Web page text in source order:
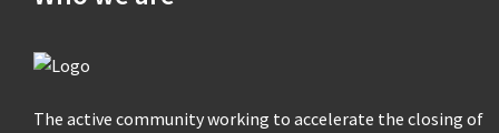
The active community working to accelerate the closing of